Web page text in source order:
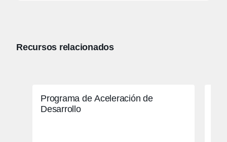
Recursos relacionados
Programa de Aceleración de
Desarrollo